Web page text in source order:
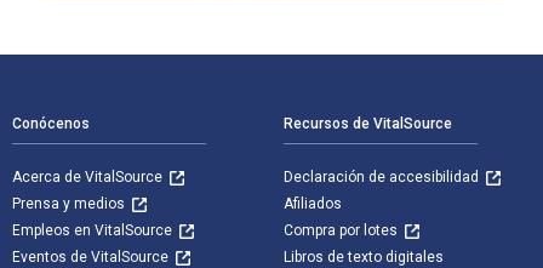
Conócenos
Acerca de VitalSource
Prensa y medios
Empleos en VitalSource
Eventos de VitalSource
Recursos de VitalSource
Declaración de accesibilidad
Afiliados
Compra por lotes
Libros de texto digitales